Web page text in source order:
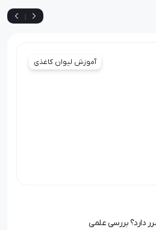
|
آموزش لیوان کاغذی
دارد؟ بررسی علمی